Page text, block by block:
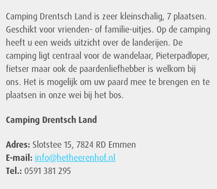
Camping Drentsch Land is zeer kleinschalig, 7 plaatsen.
Geschikt voor vrienden- of familie-uitjes. Op de camping
heeft u een weids uitzicht over de landerijen. De
camping ligt centraal voor de wandelaar, Pieterpadloper,
fietser maar ook de paardenliefhebber is welkom bij
ons. Het is mogelijk om uw paard mee te brengen en te
plaatsen in onze wei bij het bos.
Camping Drentsch Land
Adres: Slotstee 15, 7824 RD Emmen
E-mail: info@hetheerenhof.nl
Tel.: 0591 381 295